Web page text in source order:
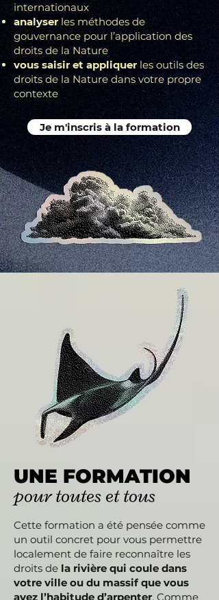
internationaux
analyser les méthodes de
gouvernance pour l’application des
droits de la Nature
vous saisir et appliquerles outils des
droits de la Nature dans votre propre
contexte
Je m'inscris à la formation
UNE FORMATION
pour toutes et tous
Cette formation a été pensée comme
un outil concret pour vous permettre
localement de faire reconnaître les
droits de la rivière qui coule dans
votre ville ou du massif que vous
avez l’habitude d’arpenter. Comme